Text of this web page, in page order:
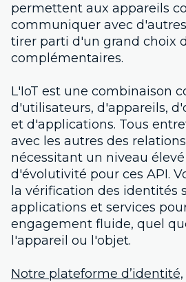
permettent aux appareils
communiquer avec
tirer parti d'un grand choix
complémentaires.
L'IoT est une combinaison
d'utilisateurs, d'appareils,
et d'applications. Tous
avec les autres des
nécessitant un niveau
d'évolutivité pour ces API.
la vérification des identités
applications et services
engagement fluide, quel
l'appareil ou l'objet.
Notre plateforme d’identité,